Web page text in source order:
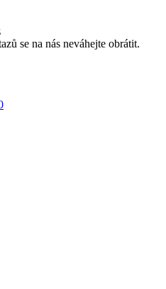
se na nás neváhejte obrátit.